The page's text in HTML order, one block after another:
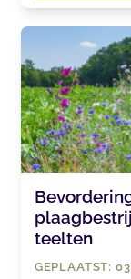
teelten
GEPLAATST: